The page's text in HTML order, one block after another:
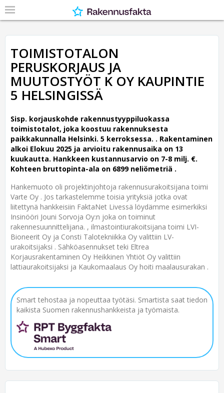
TOIMISTOTALON
PERUSKORJAUS JA
MUUTOSTYÖT K OY KAUPINTIE
5 HELSINGISSÄ
Sisp. korjauskohde rakennustyyppiluokassa
toimistotalot, joka koostuu rakennuksesta
paikkakunnalla Helsinki. 5 kerroksessa. . Rakentaminen
alkoi Elokuu 2025 ja arvioitu rakennusaika on 13
kuukautta. Hankkeen kustannusarvio on 7-8 milj. €.
Kohteen bruttopinta-ala on 6899 neliömetriä .
Hankemuoto oli projektinjohtoja rakennusurakoitsijana toimi
Varte Oy . Jos tarkastelemme toisia yrityksiä jotka ovat
liitettynä hankkeisiin FaktaNet Livessä löydämme esimerkiksi
Insinööri Jouni Sorvoja Oy:n joka on toiminut
rakennesuunnittelijana. , ilmastointiurakoitsijana toimi LVI-
Bioneerit Oy ja Consti Talotekniikka Oy valittiin LV-
urakoitsijaksi . Sähköasennukset teki Eltrea
Korjausrakentaminen Oy Heikkinen Yhtiöt Oy valittiin
lattiaurakoitsijaksi ja Kaukomaalaus Oy hoiti maalausurakan .
Smart tehostaa ja nopeuttaa työtäsi. Smartista saat tiedon
kaikista Suomen rakennushankkeista ja työmaista.